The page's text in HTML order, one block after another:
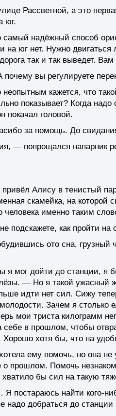
Рассветной, а это
юг.
надёжный способ
на юг нет. Нужно
так и так выведет.
вы регулируете
кажется, что
показывает? Когда
головой.
за помощь. До
— попрощался напарник
привёл Алису в тенистый
скамейка, на
человека именно таким
подскажете, как пройти
ото сна, грузный
мог дойти до станции, я
— Но я такой ужасный
идти нет сил. Сижу
Зачем я
мои триста килограмм
в прошлом, чтобы
Хорошо хотя бы, что на
ему помочь, но она
о прошлом. Помочь
хватило бы сил на такую
постараюсь найти кого-
надо добраться до